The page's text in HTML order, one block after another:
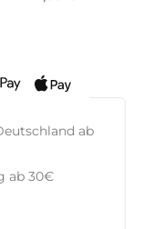
ab
ab 30€